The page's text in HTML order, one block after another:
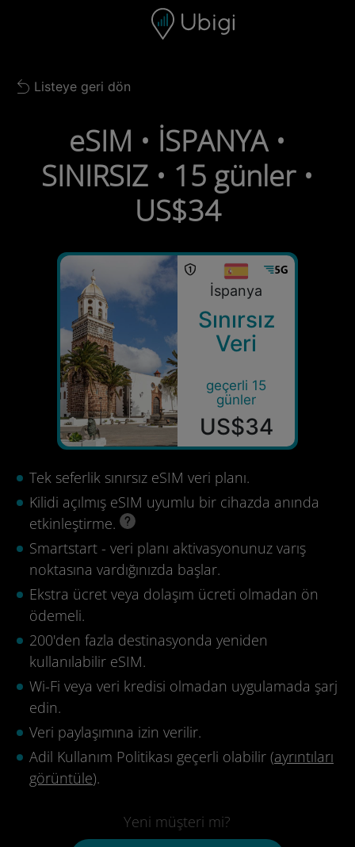
Gezinme çubuğu Alt bilgi
Back to list
Listeye geri dön
eSIM • İSPANYA •
SINIRSIZ • 15 günler •
US$34
İspanya
Sınırsız
Veri
geçerli 15
günler
US$34
Tek seferlik sınırsız eSIM veri planı.
Kilidi açılmış eSIM uyumlu bir cihazda anında
etkinleştirme.
Smartstart - veri planı aktivasyonunuz varış
noktasına vardığınızda başlar.
Ekstra ücret veya dolaşım ücreti olmadan ön
ödemeli.
200'den fazla destinasyonda yeniden
kullanılabilir eSIM.
Wi-Fi veya veri kredisi olmadan uygulamada şarj
edin.
Veri paylaşımına izin verilir.
Adil Kullanım Politikası geçerli olabilir (ayrıntıları
görüntüle).
Yeni müşteri mi?